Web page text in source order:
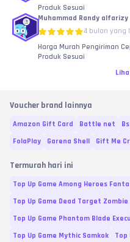
Produk Sesuai
Muhammad Randy alfarizy
4 bulan yang
Harga Murah Pengiriman
Produk Sesuai
Voucher brand lainnya
Amazon Gift Card Battle net
FolaPlay
Garena Shell Gift Me
Termurah hari ini
Top Up Game Among Heroes
Top Up Game Dead Target Zombie
Top Up Game Phantom Blade
Top Up Game Mythic Samkok
Top